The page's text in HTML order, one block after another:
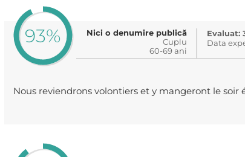
93%
Nici o denumire publică
Cuplu
60-69 ani
Evaluat:
Data
Nous reviendrons volontiers et y mangeront le soir